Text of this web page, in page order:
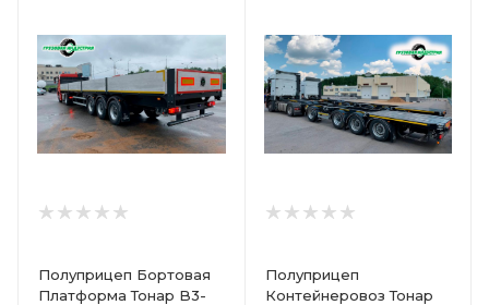
Полуприцеп Бортовая
Платформа Тонар B3-
Полуприцеп
Контейнеровоз Тонар